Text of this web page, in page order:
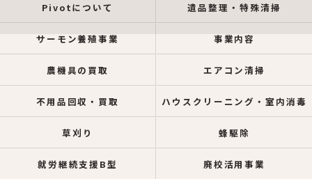
Pivotについて 遺品整理・特殊清掃
サーモン養殖事業 事業内容
農機具の買取 エアコン清掃
不用品回収・買取 ハウスクリーニング・室内消毒
草刈り 蜂駆除
就労継続支援B型 廃校活用事業